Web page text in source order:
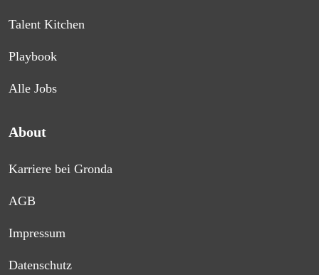
Talent Kitchen
Playbook
Alle Jobs
About
Karriere bei Gronda
AGB
Impressum
Datenschutz